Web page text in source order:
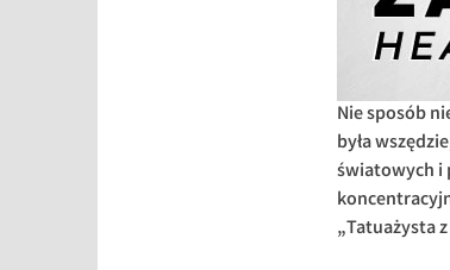
Nie sposób
była
światowych i
„Tatuażysta